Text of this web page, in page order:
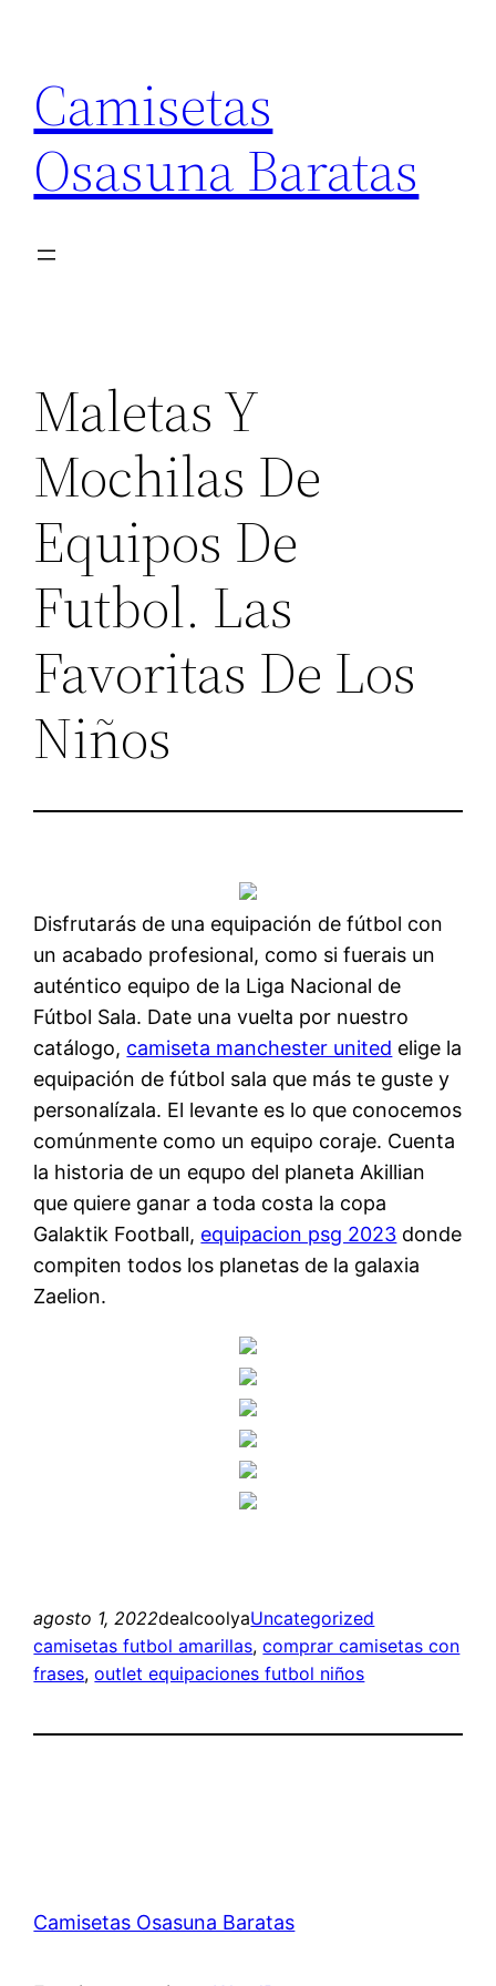
contenido
Camisetas
Osasuna Baratas
Maletas Y
Mochilas De
Equipos De
Futbol. Las
Favoritas De Los
Niños
Disfrutarás de una equipación de fútbol con
un acabado profesional, como si fuerais un
auténtico equipo de la Liga Nacional de
Fútbol Sala. Date una vuelta por nuestro
catálogo, camiseta manchester united elige la
equipación de fútbol sala que más te guste y
personalízala. El levante es lo que conocemos
comúnmente como un equipo coraje. Cuenta
la historia de un equpo del planeta Akillian
que quiere ganar a toda costa la copa
Galaktik Football, equipacion psg 2023 donde
compiten todos los planetas de la galaxia
Zaelion.
agosto 1, 2022dealcoolyaUncategorized
camisetas futbol amarillas, comprar camisetas con
frases, outlet equipaciones futbol niños
Camisetas Osasuna Baratas